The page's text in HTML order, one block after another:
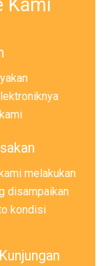
Kami
melakukan
disampaikan
kondisi